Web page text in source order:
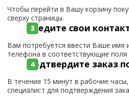
Чтобы перейти в Вашу корзину
сверху страницы.
Введите свои
Вам потребуется ввести Ваше имя
телефона в соответствующие
Подтвердите заказ
В течение 15 минут в рабочие
специалист для подтверждения